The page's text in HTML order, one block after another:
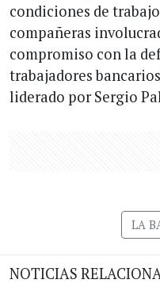
condiciones de
compañeras
compromiso con la
trabajadores
liderado por Sergio
LA
NOTICIAS